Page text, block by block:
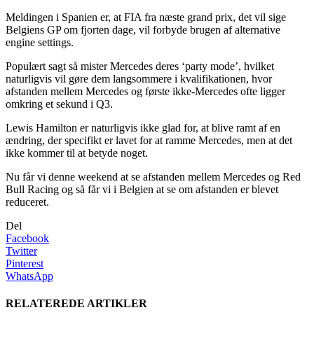
Meldingen i Spanien er, at FIA fra næste grand prix, det vil sige
Belgiens GP om fjorten dage, vil forbyde brugen af alternative
engine settings.
Populært sagt så mister Mercedes deres ‘party mode’, hvilket
naturligvis vil gøre dem langsommere i kvalifikationen, hvor
afstanden mellem Mercedes og første ikke-Mercedes ofte ligger
omkring et sekund i Q3.
Lewis Hamilton er naturligvis ikke glad for, at blive ramt af en
ændring, der specifikt er lavet for at ramme Mercedes, men at det
ikke kommer til at betyde noget.
Nu får vi denne weekend at se afstanden mellem Mercedes og Red
Bull Racing og så får vi i Belgien at se om afstanden er blevet
reduceret.
Del
Facebook
Twitter
Pinterest
WhatsApp
RELATEREDE ARTIKLER